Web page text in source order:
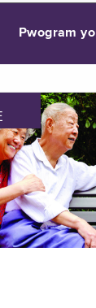
Pwogram yo